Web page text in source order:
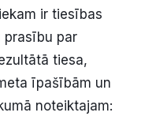
ir tiesības
par
tiesa,
īpašībām un
noteiktajam: